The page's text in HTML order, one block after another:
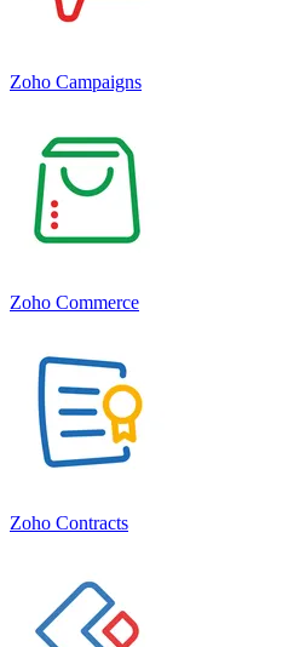
Zoho Campaigns
Zoho Commerce
Zoho Contracts